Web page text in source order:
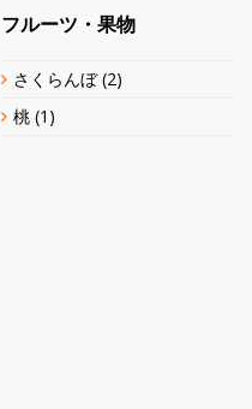
フルーツ・果物
さくらんぼ(2)
桃 (1)